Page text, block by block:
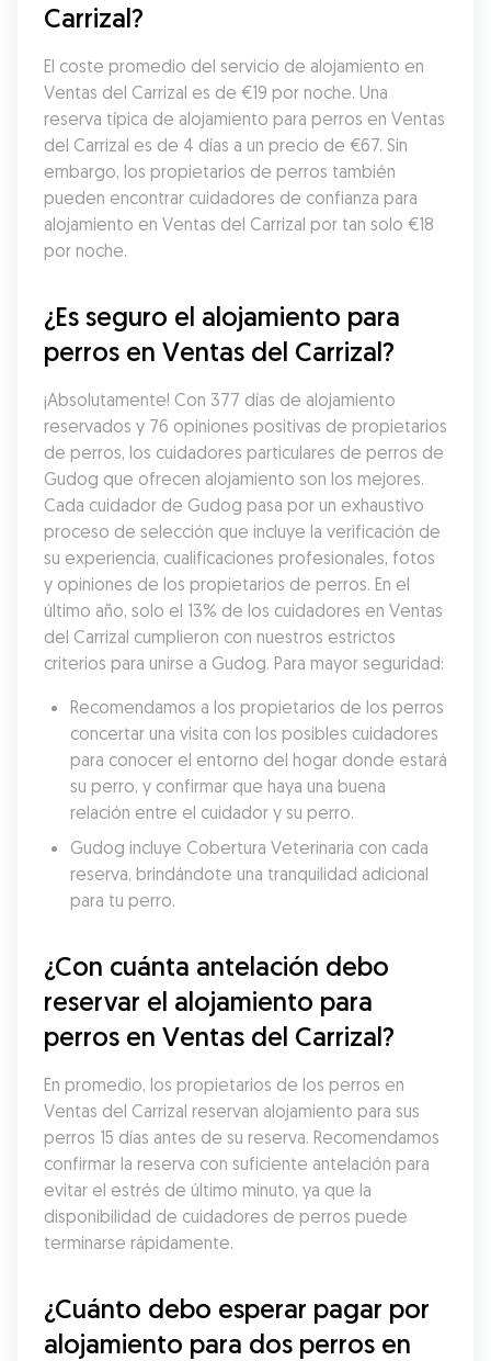
Carrizal?
El coste promedio del servicio de alojamiento en
Ventas del Carrizal es de €19 por noche. Una
reserva típica de alojamiento para perros en Ventas
del Carrizal es de 4 días a un precio de €67. Sin
embargo, los propietarios de perros también
pueden encontrar cuidadores de confianza para
alojamiento en Ventas del Carrizal por tan solo €18
por noche.
¿Es seguro el alojamiento para
perros en Ventas del Carrizal?
¡Absolutamente! Con 377 días de alojamiento
reservados y 76 opiniones positivas de propietarios
de perros, los cuidadores particulares de perros de
Gudog que ofrecen alojamiento son los mejores.
Cada cuidador de Gudog pasa por un exhaustivo
proceso de selección que incluye la verificación de
su experiencia, cualificaciones profesionales, fotos
y opiniones de los propietarios de perros. En el
último año, solo el 13% de los cuidadores en Ventas
del Carrizal cumplieron con nuestros estrictos
criterios para unirse a Gudog. Para mayor seguridad:
Recomendamos a los propietarios de los perros
concertar una visita con los posibles cuidadores
para conocer el entorno del hogar donde estará
su perro, y confirmar que haya una buena
relación entre el cuidador y su perro.
Gudog incluye Cobertura Veterinaria con cada
reserva, brindándote una tranquilidad adicional
para tu perro.
¿Con cuánta antelación debo
reservar el alojamiento para
perros en Ventas del Carrizal?
En promedio, los propietarios de los perros en
Ventas del Carrizal reservan alojamiento para sus
perros 15 días antes de su reserva. Recomendamos
confirmar la reserva con suficiente antelación para
evitar el estrés de último minuto, ya que la
disponibilidad de cuidadores de perros puede
terminarse rápidamente.
¿Cuánto debo esperar pagar por
alojamiento para dos perros en